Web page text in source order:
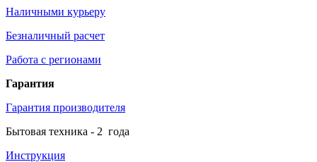
Наличными курьеру
Безналичный расчет
Работа с регионами
Гарантия
Гарантия производителя
Бытовая техника - 2 года
Инструкция